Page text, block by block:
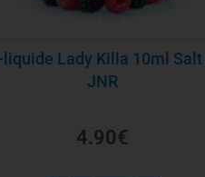
liquide Lady Killa 10ml Salt
JNR
4.90€